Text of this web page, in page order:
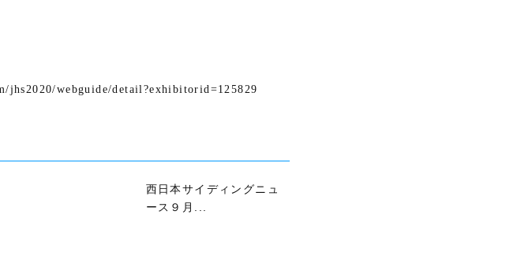
webguide/detail?exhibitorid=125829
西日本サイディングニュ
ース９月...